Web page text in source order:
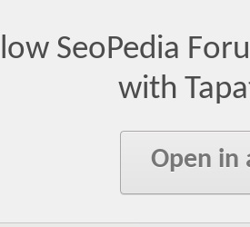
SeoPedia
with
Open in